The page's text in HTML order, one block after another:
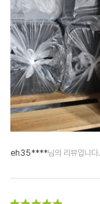
eh35****님의 리뷰입니다.